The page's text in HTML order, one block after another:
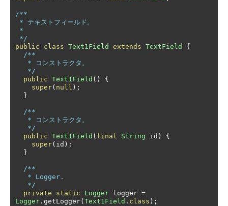
/**
*/
public
class Text1Field extends TextField
{
/**
   */
public Text1Field ()
{
super( null );
}
/**
   */
public Text1Field ( final String id )
{
super( id );
}
/**
   */
private
static Logger logger =
Logger . getLogger( Text1Field . class );